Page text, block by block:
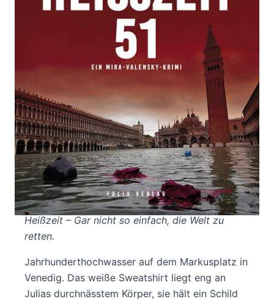
ISBN: 978-3-85256-
Bibliografische Daten
Autor:innenbeschreibung
Produktbeschreibung
Heißzeit – Gar nicht so einfach, die Welt zu
retten.
Jahrhunderthochwasser auf dem Markusplatz in
Venedig. Das weiße Sweatshirt liegt eng an
Julias durchnässtem Körper, sie hält ein Schild